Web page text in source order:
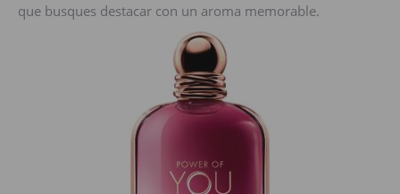
que busques destacar con un aroma memorable.